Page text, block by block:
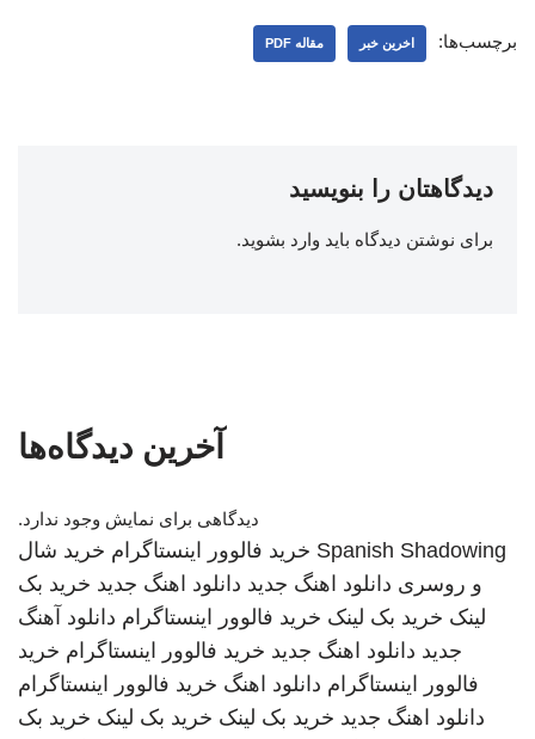
برچسب‌ها: اخرین خبر مقاله PDF
دیدگاهتان را بنویسید
برای نوشتن دیدگاه باید وارد بشوید.
آخرین دیدگاه‌ها
دیدگاهی برای نمایش وجود ندارد.
Spanish Shadowing خرید فالوور اینستاگرام خرید شال
و روسری دانلود اهنگ جدید دانلود اهنگ جدید خرید بک
لینک خرید بک لینک خرید فالوور اینستاگرام دانلود آهنگ
جدید دانلود اهنگ جدید خرید فالوور اینستاگرام خرید
فالوور اینستاگرام دانلود اهنگ خرید فالوور اینستاگرام
دانلود اهنگ جدید خرید بک لینک خرید بک لینک خرید بک